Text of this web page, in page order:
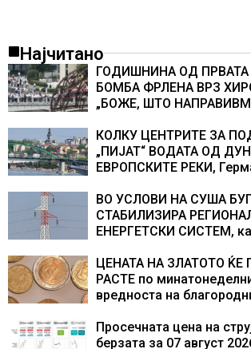
Најчитано
ГОДИШНИНА ОД
БОМБА ФРЛЕНА ВРЗ
„БОЖЕ, ШТО
учесниците во
доживуваа овој настан
текот на историјата
КОЛКУ ЦЕНТРИТЕ ЗА
„ПИЈАТ“ ВОДАТА ОД
ЕВРОПСКИТЕ РЕКИ,
центри за податоци
ВО УСЛОВИ НА СУША
СТАБИЛИЗИРА
ЕНЕРГЕТСКИ СИСТЕМ,
складирање на енергија
ЦЕНАТА НА ЗЛАТОТО
РАСТЕ по
вредноста на
Просечната цена на
берзата за 07 август